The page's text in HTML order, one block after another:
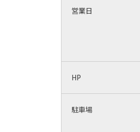
営業日
HP
駐車場